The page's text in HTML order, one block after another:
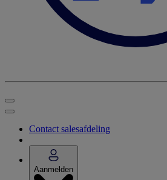
Contact salesafdeling
Aanmelden